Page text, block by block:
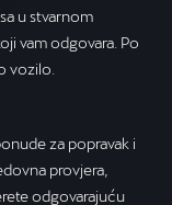
u stvarnom
vam odgovara. Po
vozilo.
za popravak i
provjera,
odgovarajuću